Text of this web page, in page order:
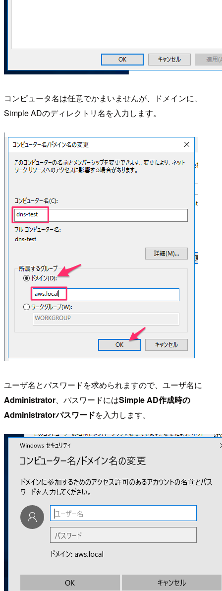
コンピュータ名は任意でかまいませんが、ドメインに、
Simple ADのディレクトリ名を入力します。
ユーザ名とパスワードを求められますので、ユーザ名に
Administrator、パスワードにはSimple AD作成時の
Administratorパスワードを入力します。